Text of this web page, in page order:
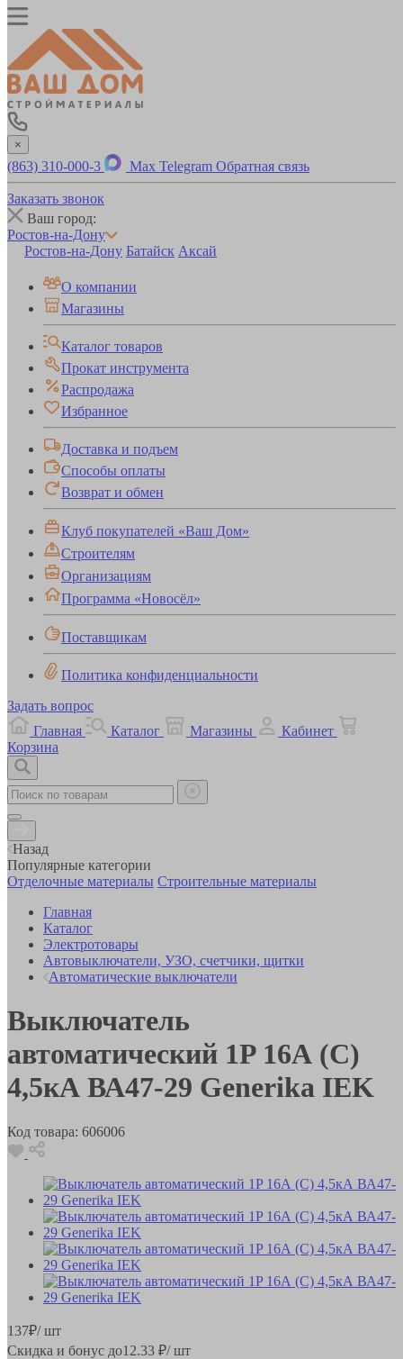
×
(863) 310-000-3 Max Telegram Обратная связь
Заказать звонок
Ваш город:
Ростов-на-Дону
Ростов-на-Дону Батайск Аксай
О компании
Магазины
Каталог товаров
Прокат инструмента
Распродажа
Избранное
Доставка и подъем
Способы оплаты
Возврат и обмен
Клуб покупателей «Ваш Дом»
Строителям
Организациям
Программа «Новосёл»
Поставщикам
Политика конфиденциальности
Задать вопрос
Главная
Каталог Магазины
Кабинет
Корзина
Назад
Популярные категории
Отделочные материалы Строительные материалы
Главная
Каталог
Электротовары
Автовыключатели, УЗО, счетчики, щитки
Автоматические выключатели
Выключатель
автоматический 1P 16А (C)
4,5кА ВА47-29 Generika IEK
Код товара: 606006
137₽/ шт
Скидка и бонус до12.33 ₽/ шт